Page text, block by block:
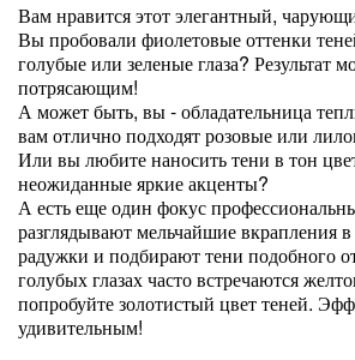
Вам нравится этот элегантный,
Вы пробовали фиолетовые оттенки
голубые или зеленые глаза? Результат
потрясающим!
А может быть, вы - обладательница
вам отлично подходят розовые или
Или вы любите наносить тени в тон
неожиданные яркие акценты?
А есть еще один фокус
разглядывают мельчайшие вкрапления
радужки и подбирают тени подобного
голубых глазах часто встречаются
попробуйте золотистый цвет теней.
удивительным!